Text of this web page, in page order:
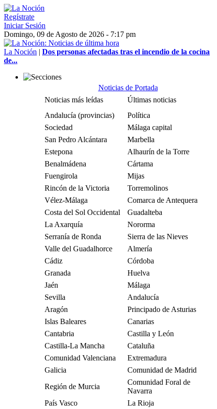
Regístrate
Iniciar Sesión
Domingo, 09 de Agosto de 2026 - 7:17 pm
La Noción | Dos personas afectadas tras el incendio de la cocina
de...
Noticias de Portada
Noticias más leídas
Últimas noticias
Andalucía (provincias)
Política
Sociedad
Málaga capital
San Pedro Alcántara
Marbella
Estepona
Alhaurín de la Torre
Benalmádena
Cártama
Fuengirola
Mijas
Rincón de la Victoria
Torremolinos
Vélez-Málaga
Comarca de Antequera
Costa del Sol Occidental
Guadalteba
La Axarquía
Nororma
Serranía de Ronda
Sierra de las Nieves
Valle del Guadalhorce
Almería
Cádiz
Córdoba
Granada
Huelva
Jaén
Málaga
Sevilla
Andalucía
Aragón
Principado de Asturias
Islas Baleares
Canarias
Cantabria
Castilla y León
Castilla-La Mancha
Cataluña
Comunidad Valenciana
Extremadura
Galicia
Comunidad de Madrid
Región de Murcia
Comunidad Foral de
Navarra
País Vasco
La Rioja